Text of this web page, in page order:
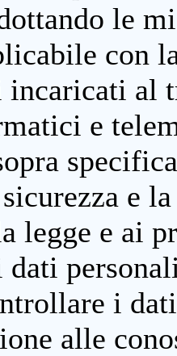
le
con
al
e
e
legge e ai
dati
i
alle